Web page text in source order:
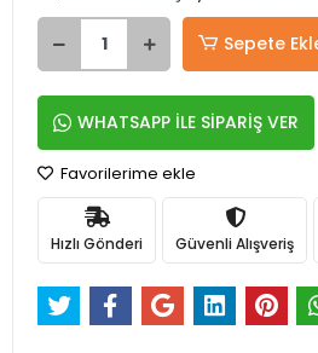
Sepete
WHATSAPP İLE SİPARİŞ VER
Favorilerime ekle
Hızlı Gönderi Güvenli Alışveriş